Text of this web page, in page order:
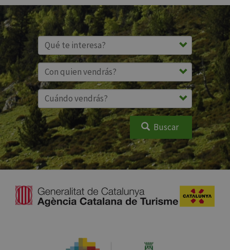
Buscar